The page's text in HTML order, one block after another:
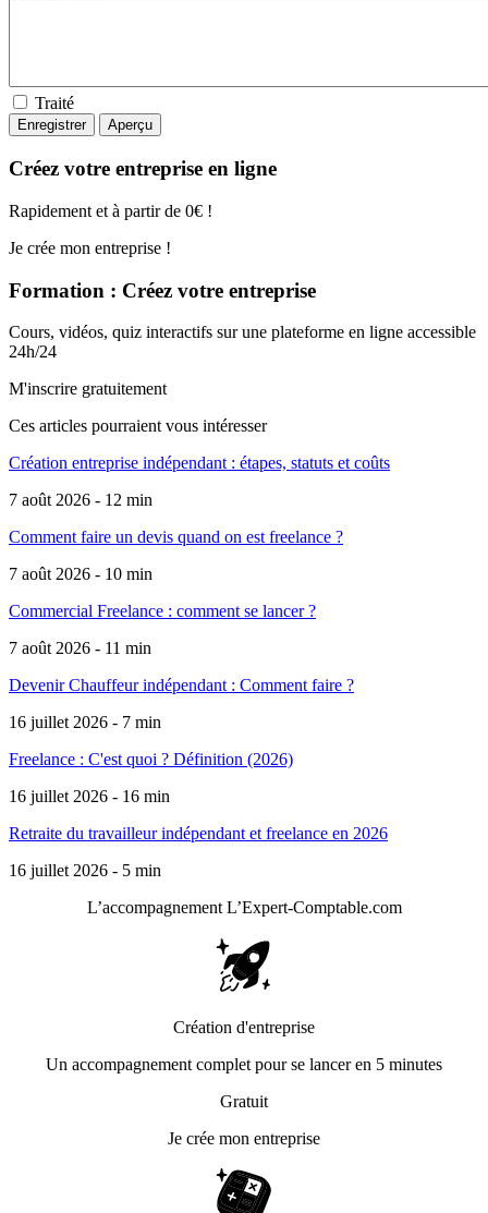
Traité
Créez votre entreprise en ligne
Rapidement et à partir de 0€ !
Je crée mon entreprise !
Formation : Créez votre entreprise
Cours, vidéos, quiz interactifs sur une plateforme en ligne accessible
24h/24
M'inscrire gratuitement
Ces articles pourraient vous intéresser
Création entreprise indépendant : étapes, statuts et coûts
7 août 2026 - 12 min
Comment faire un devis quand on est freelance ?
7 août 2026 - 10 min
Commercial Freelance : comment se lancer ?
7 août 2026 - 11 min
Devenir Chauffeur indépendant : Comment faire ?
16 juillet 2026 - 7 min
Freelance : C'est quoi ? Définition (2026)
16 juillet 2026 - 16 min
Retraite du travailleur indépendant et freelance en 2026
16 juillet 2026 - 5 min
L’accompagnement L’Expert-Comptable.com
Création d'entreprise
Un accompagnement complet pour se lancer en 5 minutes
Gratuit
Je crée mon entreprise